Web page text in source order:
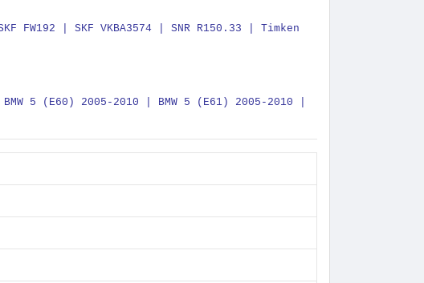
FW192 | SKF VKBA3574 | SNR R150.33 | Timken
5 (E60) 2005-2010 | BMW 5 (E61) 2005-2010 |